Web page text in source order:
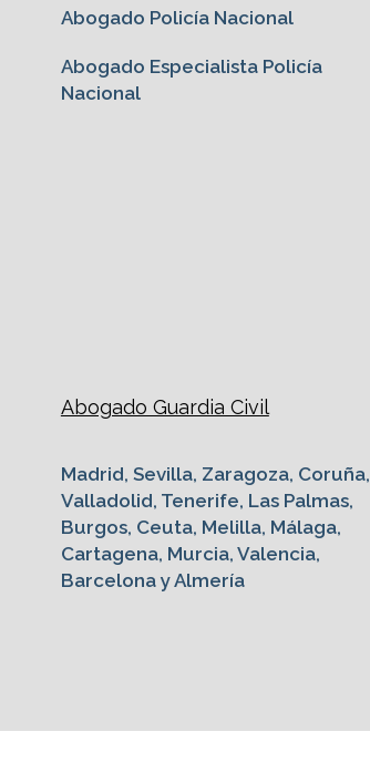
Abogado Policía Nacional
Abogado Especialista Policía
Nacional
Abogado Guardia Civil
Madrid, Sevilla, Zaragoza, Coruña,
Valladolid, Tenerife, Las Palmas,
Burgos, Ceuta, Melilla, Málaga,
Cartagena, Murcia, Valencia,
Barcelona y Almería